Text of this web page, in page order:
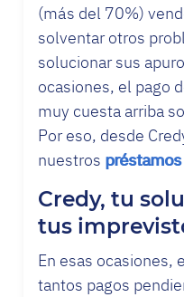
(más del 70%)
solventar otros
solucionar sus
ocasiones, el pago
muy cuesta arriba
Por eso, desde
nuestros
Credy, tu
tus
En esas ocasiones,
tantos pagos